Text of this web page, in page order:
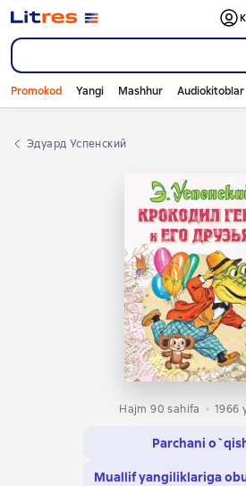
Promokod Yangi Mashhur Audiokitoblar
Эдуард Успенский
Hajm 90 sahifa 1966
Parchani
Muallif yangiliklariga